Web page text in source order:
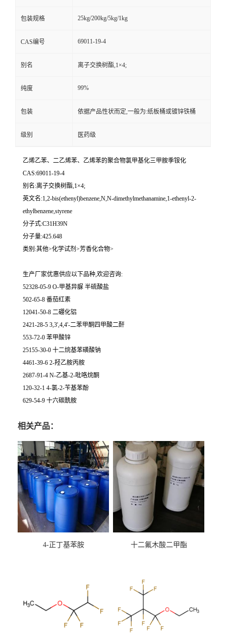
包装规格 25kg/200kg/5kg/1kg
CAS编号 69011-19-4
别名 离子交换树酯,1×4;
纯度 99%
包装 依据产品性状而定,一般为:纸板桶或镀锌铁桶
级别 医药级
乙烯乙苯、二乙烯苯、乙烯苯的聚合物氯甲基化三甲胺季铵化
CAS:69011-19-4
别名:离子交换树酯,1×4;
英文名:1,2-bis(ethenyl)benzene,N,N-dimethylmethanamine,1-ethenyl-2-
ethylbenzene,styrene
分子式:C31H39N
分子量:425.648
类别:其他>化学试剂>芳香化合物>
生产厂家优惠供应以下品种,欢迎咨询:
52328-05-9 O-甲基异脲 半硫酸盐
502-65-8 番茄红素
12041-50-8 二硼化铝
2421-28-5 3,3',4,4'-二苯甲酮四甲酸二酐
553-72-0 苯甲酸锌
25155-30-0 十二烷基苯磺酸钠
4461-39-6 2-羟乙胺丙胺
2687-91-4 N-乙基-2-吡咯烷酮
120-32-1 4-氯-2-苄基苯酚
629-54-9 十六碳酰胺
相关产品：
4-正丁基苯胺 十二氟木酸二甲酯